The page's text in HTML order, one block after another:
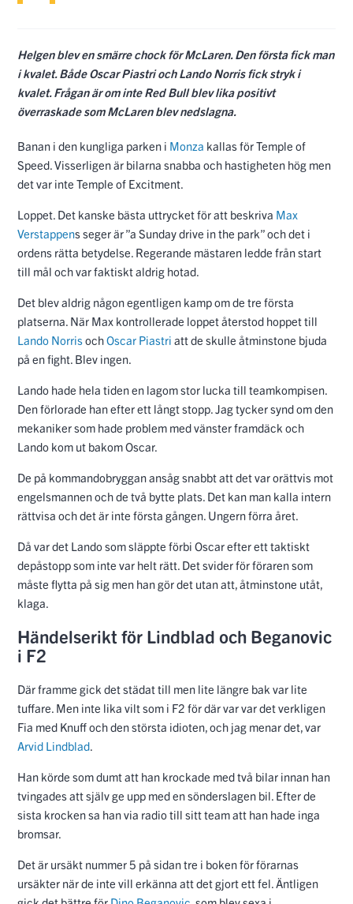
Helgen blev en smärre chock för McLaren. Den första fick man
i kvalet. Både Oscar Piastri och Lando Norris fick stryk i
kvalet. Frågan är om inte Red Bull blev lika positivt
överraskade som McLaren blev nedslagna.
Banan i den kungliga parken i Monza kallas för Temple of
Speed. Visserligen är bilarna snabba och hastigheten hög men
det var inte Temple of Excitment.
Loppet. Det kanske bästa uttrycket för att beskriva Max
Verstappens seger är ”a Sunday drive in the park” och det i
ordens rätta betydelse. Regerande mästaren ledde från start
till mål och var faktiskt aldrig hotad.
Det blev aldrig någon egentligen kamp om de tre första
platserna. När Max kontrollerade loppet återstod hoppet till
Lando NorrisochOscar Piastri att de skulle åtminstone bjuda
på en fight. Blev ingen.
Lando hade hela tiden en lagom stor lucka till teamkompisen.
Den förlorade han efter ett långt stopp. Jag tycker synd om den
mekaniker som hade problem med vänster framdäck och
Lando kom ut bakom Oscar.
De på kommandobryggan ansåg snabbt att det var orättvis mot
engelsmannen och de två bytte plats. Det kan man kalla intern
rättvisa och det är inte första gången. Ungern förra året.
Då var det Lando som släppte förbi Oscar efter ett taktiskt
depåstopp som inte var helt rätt. Det svider för föraren som
måste flytta på sig men han gör det utan att, åtminstone utåt,
klaga.
Händelserikt för Lindblad och Beganovic
i F2
Där framme gick det städat till men lite längre bak var lite
tuffare. Men inte lika vilt som i F2 för där var var det verkligen
Fia med Knuff och den största idioten, och jag menar det, var
Arvid Lindblad.
Han körde som dumt att han krockade med två bilar innan han
tvingades att själv ge upp med en sönderslagen bil. Efter de
sista krocken sa han via radio till sitt team att han hade inga
bromsar.
Det är ursäkt nummer 5 på sidan tre i boken för förarnas
ursäkter när de inte vill erkänna att det gjort ett fel. Äntligen